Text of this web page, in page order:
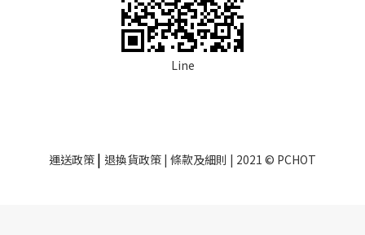
Line
運送政策 | 退換貨政策 | 條款及細則 | 2021 © PCHOT